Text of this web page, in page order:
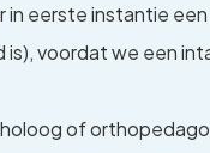
eerste instantie
voordat we een
of